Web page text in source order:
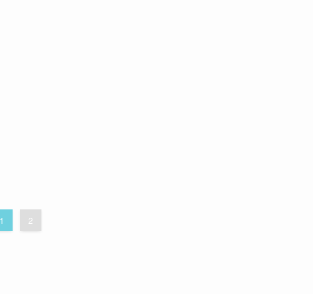
1 2